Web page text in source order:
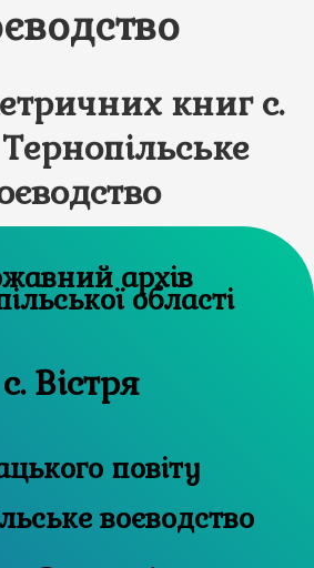
книг с.
архів
області
с. Вістря
повіту
воєводство